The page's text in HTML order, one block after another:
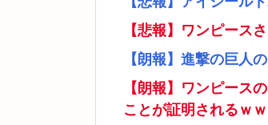
【悲報】ワンピース
【朗報】進撃の巨人
【朗報】ワンピース
ことが証明されるｗ